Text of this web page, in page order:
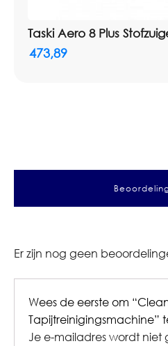
Taski Aero 8 Plus
473,89
Er zijn nog geen
Wees de eerste om
Tapijtreinigingsmachine”
Je e-mailadres wordt